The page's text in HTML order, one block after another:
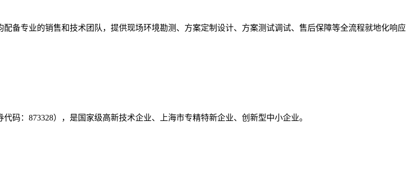
备专业的销售和技术团队，提供现场环境勘测、方案定制设计、方案测试调试、售后保障等全流程就地化响应
码：873328），是国家级高新技术企业、上海市专精特新企业、创新型中小企业。